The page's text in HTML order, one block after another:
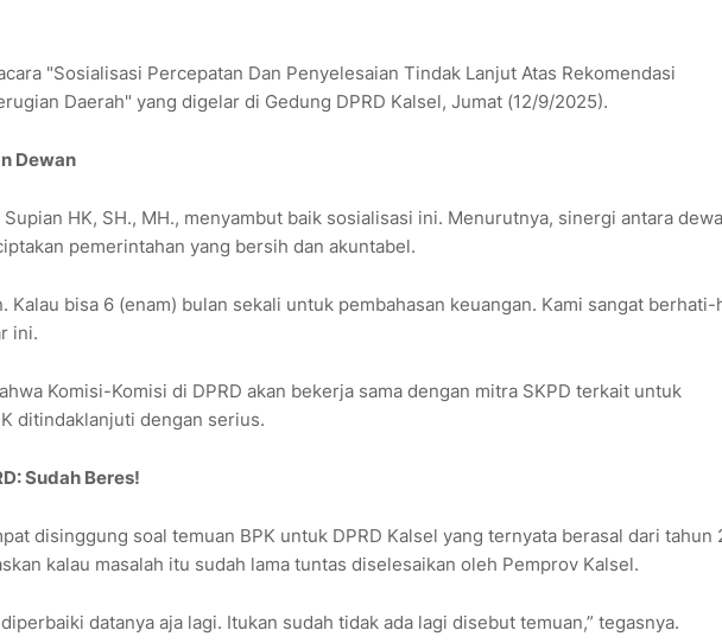
"Sosialisasi Percepatan Dan Penyelesaian Tindak Lanjut Atas Rekomendasi
Daerah" yang digelar di Gedung DPRD Kalsel, Jumat (12/9/2025).
Dewan
Supian HK, SH., MH., menyambut baik sosialisasi ini. Menurutnya, sinergi antara
pemerintahan yang bersih dan akuntabel.
Kalau bisa 6 (enam) bulan sekali untuk pembahasan keuangan. Kami sangat berhati-
ini.
Komisi-Komisi di DPRD akan bekerja sama dengan mitra SKPD terkait untuk
ditindaklanjuti dengan serius.
Sudah Beres!
disinggung soal temuan BPK untuk DPRD Kalsel yang ternyata berasal dari tahun
kalau masalah itu sudah lama tuntas diselesaikan oleh Pemprov Kalsel.
datanya aja lagi. Itukan sudah tidak ada lagi disebut temuan,” tegasnya.